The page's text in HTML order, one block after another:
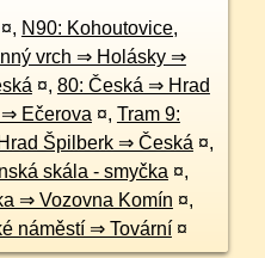
¤, N90: Kohoutovice,
vrch ⇒ Holásky ⇒
¤, 80: Česká ⇒ Hrad
Ečerova ¤, Tram 9:
Špilberk ⇒ Česká ¤,
skála - smyčka ¤,
⇒ Vozovna Komín ¤,
náměstí ⇒ Tovární ¤